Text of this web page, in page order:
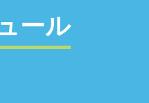
ール